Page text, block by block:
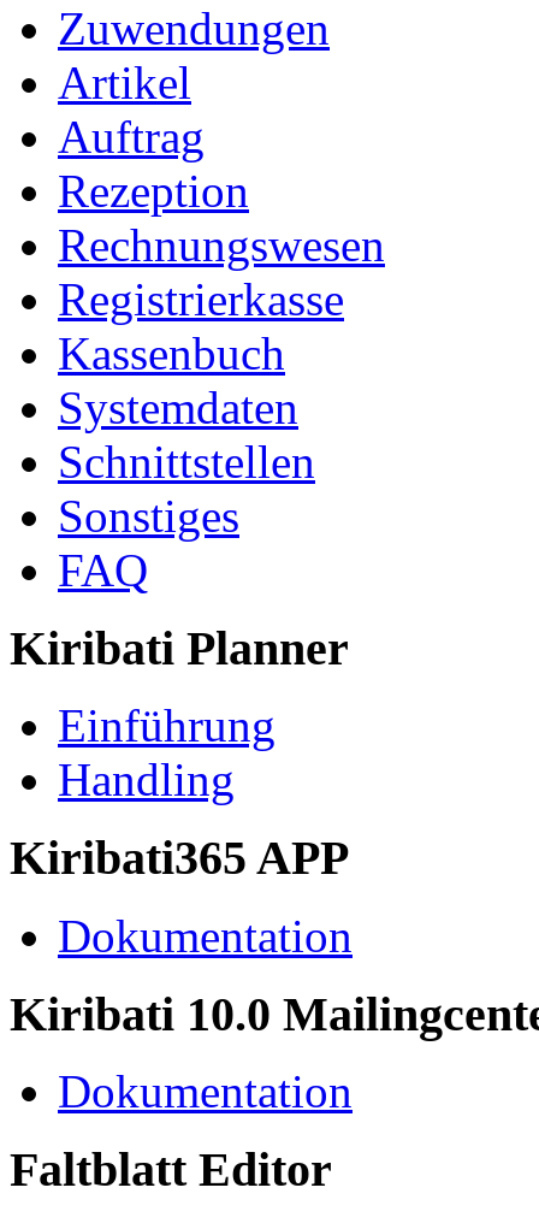
Zuwendungen
Artikel
Auftrag
Rezeption
Rechnungswesen
Registrierkasse
Kassenbuch
Systemdaten
Schnittstellen
Sonstiges
FAQ
Kiribati Planner
Einführung
Handling
Kiribati365 APP
Dokumentation
Kiribati 10.0
Dokumentation
Faltblatt Editor